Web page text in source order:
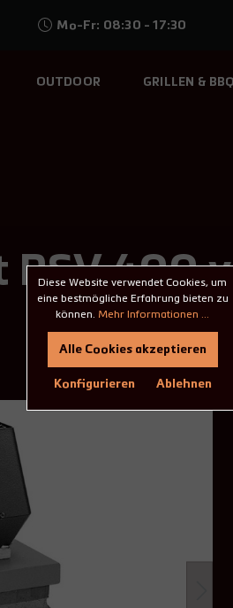
Mo-Fr: 08:30 - 17:30
OUTDOOR GRILLEN & BBQ
RSV 400
Diese Website verwendet Cookies, um
eine bestmögliche Erfahrung bieten zu
können. Mehr Informationen ...
Ablehnen
Konfigurieren
Alle Cookies akzeptieren